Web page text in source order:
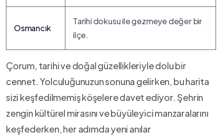
Osmancık
Tarihi dokusu ile gezmeye değer bir
ilçe.
Çorum, tarihi ve doğal ​güzellikleriyle ​dolu bir​
cennet. Yolculuğunuzun‌ sonuna ⁢gelirken, bu⁣ harita
sizi keşfedilmemiş⁣ köşelere davet ediyor. Şehrin
zengin kültürel mirasını ve büyüleyici manzaralarını
keşfederken, ​her adımda⁣ yeni anılar